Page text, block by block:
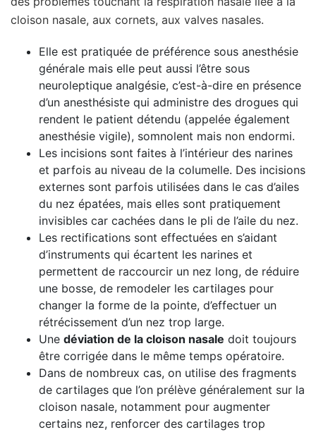
cloison nasale, aux cornets, aux valves nasales.
Elle est pratiquée de préférence sous anesthésie
générale mais elle peut aussi l’être sous
neuroleptique analgésie, c’est-à-dire en présence
d’un anesthésiste qui administre des drogues qui
rendent le patient détendu (appelée également
anesthésie vigile), somnolent mais non endormi.
Les incisions sont faites à l’intérieur des narines
et parfois au niveau de la columelle. Des incisions
externes sont parfois utilisées dans le cas d’ailes
du nez épatées, mais elles sont pratiquement
invisibles car cachées dans le pli de l’aile du nez.
Les rectifications sont effectuées en s’aidant
d’instruments qui écartent les narines et
permettent de raccourcir un nez long, de réduire
une bosse, de remodeler les cartilages pour
changer la forme de la pointe, d’effectuer un
rétrécissement d’un nez trop large.
Une déviation de la cloison nasale doit toujours
être corrigée dans le même temps opératoire.
Dans de nombreux cas, on utilise des fragments
de cartilages que l’on prélève généralement sur la
cloison nasale, notamment pour augmenter
certains nez, renforcer des cartilages trop